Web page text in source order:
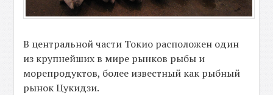
В центральной части Токио расположен один
из крупнейших в мире рынков рыбы и
морепродуктов, более известный как рыбный
рынок Цукидзи.